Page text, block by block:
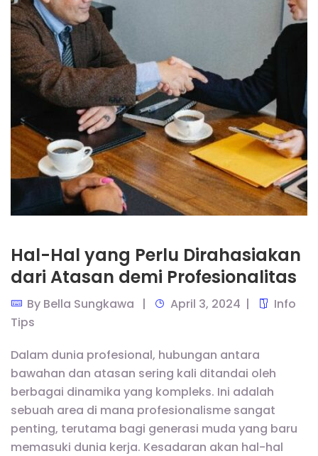
Hal-Hal yang Perlu Dirahasiakan
dari Atasan demi Profesionalitas
By Bella Sungkawa April 3, 2024
Info
Tips
Dalam dunia profesional, hubungan antara
bawahan dan atasan sering kali ditandai oleh
berbagai dinamika yang kompleks. Ini adalah
sebuah area di mana profesionalisme sangat
penting, terutama bagi generasi muda yang baru
memasuki dunia kerja. Kesadaran akan hal-hal